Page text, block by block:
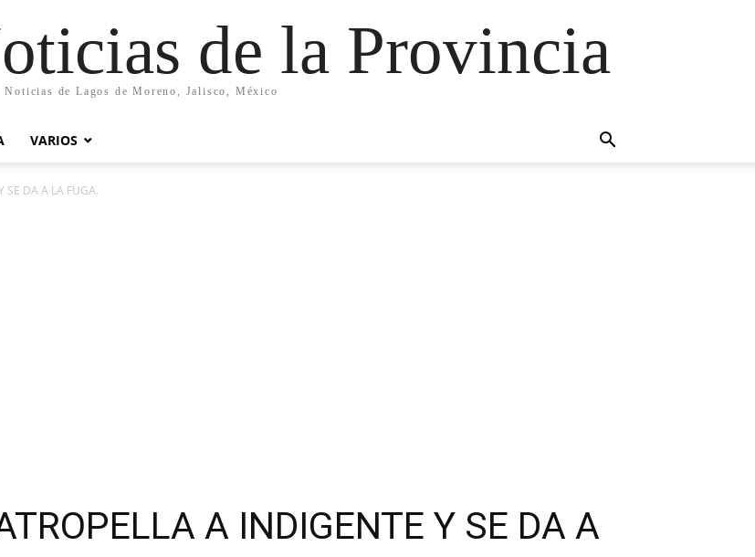
de la Provincia
Noticias de Lagos de Moreno, Jalisco, México
VARIOS
SE DA A LA FUGA.
A INDIGENTE Y SE DA A